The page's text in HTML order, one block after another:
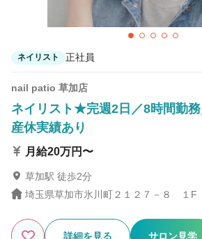
ネイリスト 正社員
nail patio 草加店
ネイリスト★完週2日／8時間勤
産休実績あり
月給20万円〜
草加駅 徒歩2分
埼玉県草加市氷川町２１２７－８ １F
詳細を見る サロン見学